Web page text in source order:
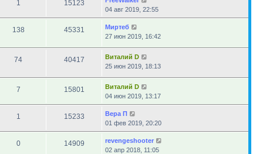
1 15123
04 авг 2019, 22:55
138 45331
Миртеб
27 июн 2019, 16:42
74 40417
Виталий D
25 июн 2019, 18:13
7 15801
Виталий D
04 июн 2019, 13:17
1 15233
Вера П
01 фев 2019, 20:20
0 14909
revengeshooter
02 апр 2018, 11:05